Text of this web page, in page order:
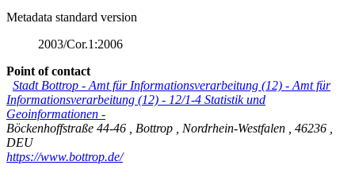
Metadata standard version
2003/Cor.1:2006
Point of contact
Stadt Bottrop - Amt für Informationsverarbeitung (12) - Amt für
Informationsverarbeitung (12) - 12/1-4 Statistik und
Geoinformationen -
Böckenhoffstraße 44-46
Bottrop Nordrhein-Westfalen 46236
DEU
https://www.bottrop.de/